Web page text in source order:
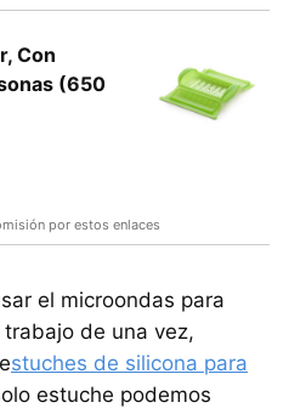
Con
(650
por estos enlaces
el microondas para
de una vez,
stuches de silicona para
estuche podemos